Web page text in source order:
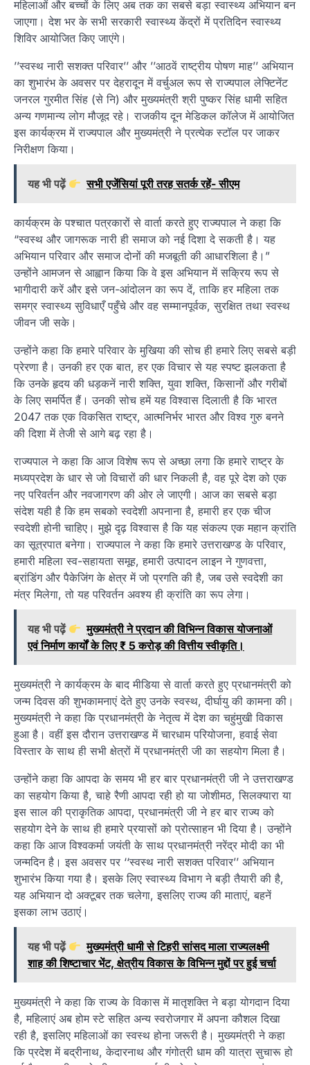
महिलाओं और बच्चों के लिए अब तक का सबसे बड़ा स्वास्थ्य अभियान बन
जाएगा। देश भर के सभी सरकारी स्वास्थ्य केंद्रों में प्रतिदिन स्वास्थ्य
शिविर आयोजित किए जाएंगे।
’’स्वस्थ नारी सशक्त परिवार’’ और ’’आठवें राष्ट्रीय पोषण माह’’ अभियान
का शुभारंभ के अवसर पर देहरादून में वर्चुअल रूप से राज्यपाल लेफ्टिनेंट
जनरल गुरमीत सिंह (से नि) और मुख्यमंत्री श्री पुष्कर सिंह धामी सहित
अन्य गणमान्य लोग मौजूद रहे। राजकीय दून मेडिकल कॉलेज में आयोजित
इस कार्यक्रम में राज्यपाल और मुख्यमंत्री ने प्रत्येक स्टॉल पर जाकर
निरीक्षण किया।
यह भी पढ़ें सभी एजेंसियां पूरी तरह सतर्क रहें- सीएम
कार्यक्रम के पश्चात पत्रकारों से वार्ता करते हुए राज्यपाल ने कहा कि
“स्वस्थ और जागरूक नारी ही समाज को नई दिशा दे सकती है। यह
अभियान परिवार और समाज दोनों की मजबूती की आधारशिला है।”
उन्होंने आमजन से आह्वान किया कि वे इस अभियान में सक्रिय रूप से
भागीदारी करें और इसे जन-आंदोलन का रूप दें, ताकि हर महिला तक
समग्र स्वास्थ्य सुविधाएँ पहुँचे और वह सम्मानपूर्वक, सुरक्षित तथा स्वस्थ
जीवन जी सके।
उन्होंने कहा कि हमारे परिवार के मुखिया की सोच ही हमारे लिए सबसे बड़ी
प्रेरणा है। उनकी हर एक बात, हर एक विचार से यह स्पष्ट झलकता है
कि उनके हृदय की धड़कनें नारी शक्ति, युवा शक्ति, किसानों और गरीबों
के लिए समर्पित हैं। उनकी सोच हमें यह विश्वास दिलाती है कि भारत
2047 तक एक विकसित राष्ट्र, आत्मनिर्भर भारत और विश्व गुरु बनने
की दिशा में तेजी से आगे बढ़ रहा है।
राज्यपाल ने कहा कि आज विशेष रूप से अच्छा लगा कि हमारे राष्ट्र के
मध्यप्रदेश के धार से जो विचारों की धार निकली है, वह पूरे देश को एक
नए परिवर्तन और नवजागरण की ओर ले जाएगी। आज का सबसे बड़ा
संदेश यही है कि हम सबको स्वदेशी अपनाना है, हमारी हर एक चीज
स्वदेशी होनी चाहिए। मुझे दृढ़ विश्वास है कि यह संकल्प एक महान क्रांति
का सूत्रपात बनेगा। राज्यपाल ने कहा कि हमारे उत्तराखण्ड के परिवार,
हमारी महिला स्व-सहायता समूह, हमारी उत्पादन लाइन ने गुणवत्ता,
ब्रांडिंग और पैकेजिंग के क्षेत्र में जो प्रगति की है, जब उसे स्वदेशी का
मंत्र मिलेगा, तो यह परिवर्तन अवश्य ही क्रांति का रूप लेगा।
यह भी पढ़ें
मुख्यमंत्री ने प्रदान की विभिन्न विकास योजनाओं
एवं निर्माण कार्यों के लिए ₹ 5 करोड़ की वित्तीय स्वीकृति।
मुख्यमंत्री ने कार्यक्रम के बाद मीडिया से वार्ता करते हुए प्रधानमंत्री को
जन्म दिवस की शुभकामनाएं देते हुए उनके स्वस्थ, दीर्घायु की कामना की।
मुख्यमंत्री ने कहा कि प्रधानमंत्री के नेतृत्व में देश का चहुंमुखी विकास
हुआ है। वहीं इस दौरान उत्तराखण्ड में चारधाम परियोजना, हवाई सेवा
विस्तार के साथ ही सभी क्षेत्रों में प्रधानमंत्री जी का सहयोग मिला है।
उन्होंने कहा कि आपदा के समय भी हर बार प्रधानमंत्री जी ने उत्तराखण्ड
का सहयोग किया है, चाहे रैणी आपदा रही हो या जोशीमठ, सिलक्यारा या
इस साल की प्राकृतिक आपदा, प्रधानमंत्री जी ने हर बार राज्य को
सहयोग देने के साथ ही हमारे प्रयासों को प्रोत्साहन भी दिया है। उन्होंने
कहा कि आज विश्वकर्मा जयंती के साथ प्रधानमंत्री नरेंद्र मोदी का भी
जन्मदिन है। इस अवसर पर ‘‘स्वस्थ नारी सशक्त परिवार’’ अभियान
शुभारंभ किया गया है। इसके लिए स्वास्थ्य विभाग ने बड़ी तैयारी की है,
यह अभियान दो अक्टूबर तक चलेगा, इसलिए राज्य की माताएं, बहनें
इसका लाभ उठाएं।
यह भी पढ़ें
मुख्यमंत्री धामी से टिहरी सांसद माला राज्यलक्ष्मी
शाह की शिष्टाचार भेंट, क्षेत्रीय विकास के विभिन्न मुद्दों पर हुई चर्चा
मुख्यमंत्री ने कहा कि राज्य के विकास में मातृशक्ति ने बड़ा योगदान दिया
है, महिलाएं अब होम स्टे सहित अन्य स्वरोजगार में अपना कौशल दिखा
रही है, इसलिए महिलाओं का स्वस्थ होना जरूरी है। मुख्यमंत्री ने कहा
कि प्रदेश में बद्रीनाथ, केदारनाथ और गंगोत्री धाम की यात्रा सुचारू हो